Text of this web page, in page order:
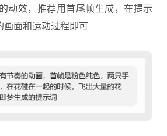
动效，推荐用首尾帧生成，在提示
画面和运动过程即可